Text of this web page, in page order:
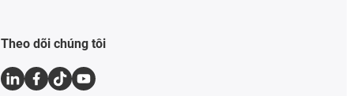
Theo dõi chúng tôi